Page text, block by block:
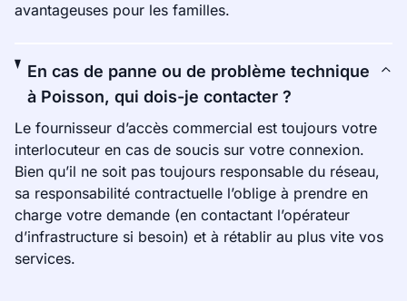
avantageuses pour les familles.
En cas de panne ou de problème technique
à Poisson, qui dois-je contacter ?
Le fournisseur d’accès commercial est toujours votre
interlocuteur en cas de soucis sur votre connexion.
Bien qu’il ne soit pas toujours responsable du réseau,
sa responsabilité contractuelle l’oblige à prendre en
charge votre demande (en contactant l’opérateur
d’infrastructure si besoin) et à rétablir au plus vite vos
services.